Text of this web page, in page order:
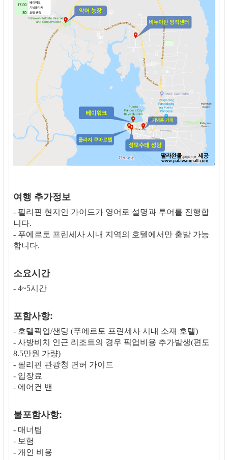
여행 추가정보
- 필리핀 현지인 가이드가 영어로 설명과 투어를 진행합
니다.
- 푸에르토 프린세사 시내 지역의 호텔에서만 출발 가능
합니다.
소요시간
- 4~5시간
포함사항:
- 호텔픽업/샌딩 (푸에르토 프린세사 시내 소재 호텔)
- 사방비치 인근 리조트의 경우 픽업비용 추가발생(편도
8.5만원 가량)
- 필리핀 관광청 면허 가이드
- 입장료
- 에어컨 밴
불포함사항:
- 매너팁
- 보험
- 개인 비용